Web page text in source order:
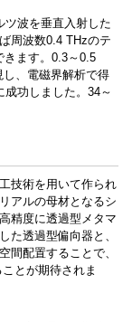
ツ波を垂直入射した
周波数0.4 THzのテ
きます。0.3～0.5
、電磁界解析で得
成功しました。34～
技術を用いて作られ
アルの母材となるシ
精度に透過型メタマ
た透過型偏向器と、
間配置することで、
とが期待されま